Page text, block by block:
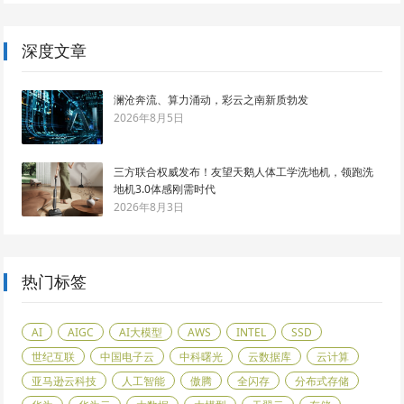
深度文章
澜沧奔流、算力涌动，彩云之南新质勃发
2026年8月5日
三方联合权威发布！友望天鹅人体工学洗地机，领跑洗
地机3.0体感刚需时代
2026年8月3日
热门标签
AI AIGC AI大模型 AWS INTEL
SSD
世纪互联
中国电子云 中科曙光 云数据库
云计算
亚马逊云科技
人工智能 傲腾 全闪存
分布式存储